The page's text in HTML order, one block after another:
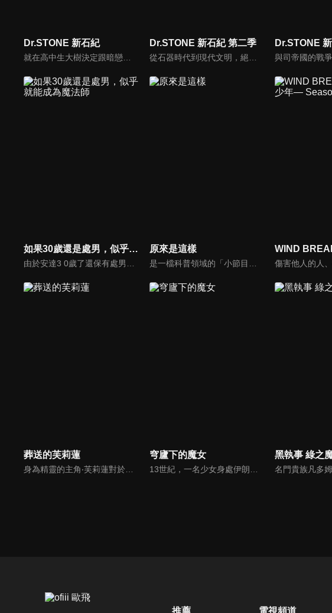
Dr.STONE 新石紀 Dr.STONE 新石紀 第二季 Dr.STONE
如果30歲還是處男，似乎就能成為魔法師 原來是這樣
葬送的芙莉蓮
身為精靈的主角‧芙莉蓮對於時間的概念有別於常人，透過老友的相繼離世讓她反省過去的自己，開始試著去關心身邊的人事物。藉由她的冒險之旅來探討生命的意義。
穹廬下的魔女
13世紀，一名少女身處伊朗的奴隸市場。這是一個將遼闊大陸操弄於股掌間的一位魔女的故事。失去母親，又被迫遠離故鄉的希塔拉，年紀尚幼，既沒有獨自生存的能力，也沒有未來的希望。這樣的她，被心地善良的學者一家的夫人法蒂瑪收留。「只要透過學習變聰明，不管遇到什麼困擾，都會知道怎麼做才是最好的」法蒂瑪的兒子穆罕默德的一番話觸動了希塔拉。她明白了「知」的可能性與重要性，開始充實自己的學識。她夢想著有朝一日能追上踏上求知之旅的穆罕默德。就在此時，由皇帝成吉思汗所統治，地表最強的「蒙古帝國」正不斷向他國發動侵略，勢力與日俱增。那永無止境的野心，終於也波及了希塔拉居住的城市。在帝國第四皇子拖雷的侵略下，安穩的日子畫上了句點。失去一切的希塔拉，發誓要向這個深不可測的強國復仇。
黑執事 綠之
推薦 電視頻道